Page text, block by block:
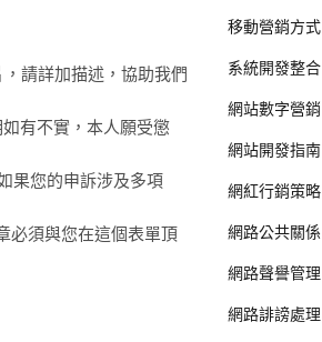
請詳加描述，協助我們
有不實，本人願受懲
果您的申訴涉及多項
必須與您在這個表單頂
移動營銷方式
系統開發整合
網站數字營銷
網站開發指南
網紅行銷策略
網路公共關係
網路聲譽管理
網路誹謗處理